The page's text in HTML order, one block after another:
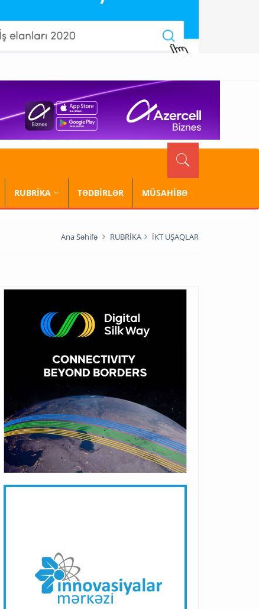
RUBRİKA TƏDBİRLƏR MÜSAHİBƏ
Ana Səhifə RUBRİKA İKT UŞAQLAR